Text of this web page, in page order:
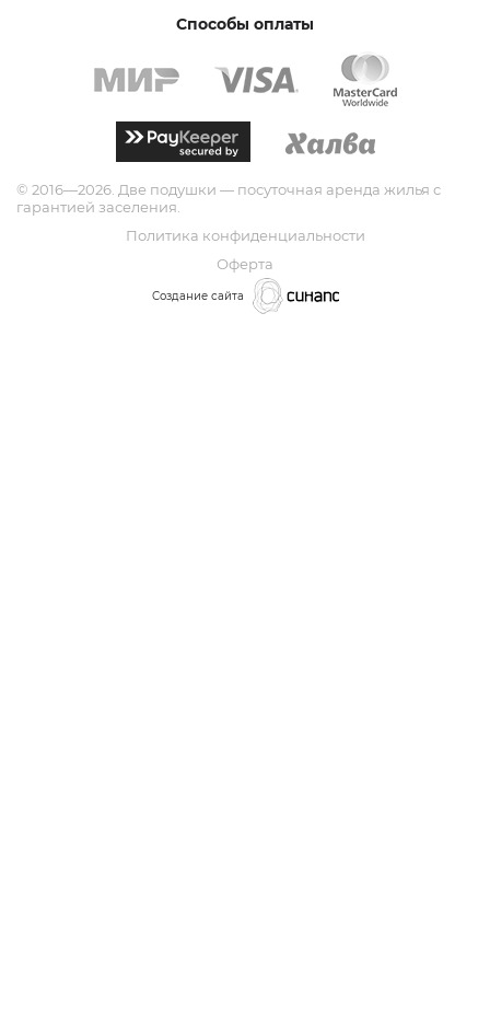
Способы оплаты
© 2016—2026. Две подушки — посуточная аренда жилья с
гарантией заселения.
Политика конфиденциальности
Оферта
Создание сайта